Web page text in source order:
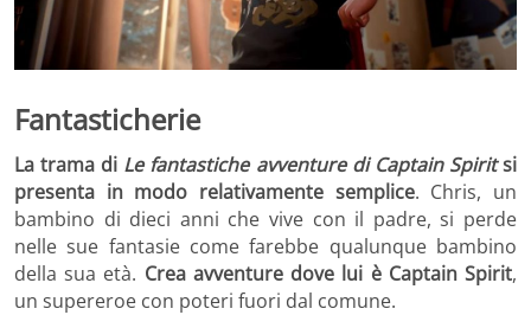
Fantasticherie
La trama di Le fantastiche avventure di Captain Spiritsi
presenta in modo relativamente semplice. Chris, un
bambino di dieci anni che vive con il padre, si perde
nelle sue fantasie come farebbe qualunque bambino
della sua età. Crea avventure dove lui è Captain Spirit,
un supereroe con poteri fuori dal comune.